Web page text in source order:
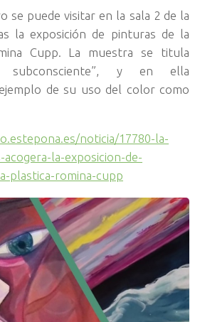
se puede visitar en la sala 2 de la
la exposición de pinturas de la
Cupp. La muestra se titula
subconsciente”, y en ella
de su uso del color como
noticia/17780-la-
acogera-la-exposicion-de-
plastica-romina-cupp